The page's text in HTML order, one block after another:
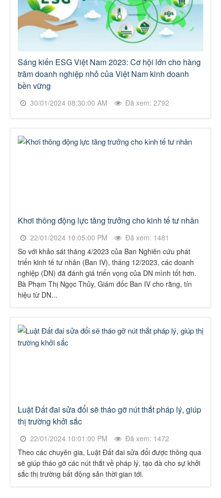
Sáng kiến ESG Việt Nam 2023: Cơ hội lớn cho hàng
trăm doanh nghiệp nhỏ của Việt Nam kinh doanh
bền vững
30/01/2024 08:30:00 AM Đã xem: 2792
Khơi thông động lực tăng trưởng cho kinh tế tư nhân
22/01/2024 10:05:00 PM
Đã xem: 1481
So với khảo sát tháng 4/2023 của Ban Nghiên cứu phát
triển kinh tế tư nhân (Ban IV), tháng 12/2023, các doanh
nghiệp (DN) đã đánh giá triển vọng của DN mình tốt hơn.
Bà Phạm Thị Ngọc Thủy, Giám đốc Ban IV cho rằng, tín
hiệu từ DN...
Luật Đất đai sửa đổi sẽ tháo gỡ nút thắt pháp lý, giúp
thị trường khởi sắc
22/01/2024 10:01:00 PM
Đã xem: 1472
Theo các chuyên gia, Luật Đất đai sửa đổi được thông qua
sẽ giúp tháo gỡ các nút thắt về pháp lý, tạo đà cho sự khởi
sắc thị trường bất động sản thời gian tới.